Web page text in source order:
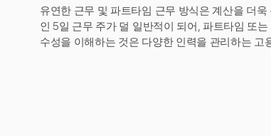
유연한 근무 및 파트타임 근무 방식은 계산을 더
인 5일 근무 주가 덜 일반적이 되어, 파트타임 또
수성을 이해하는 것은 다양한 인력을 관리하는